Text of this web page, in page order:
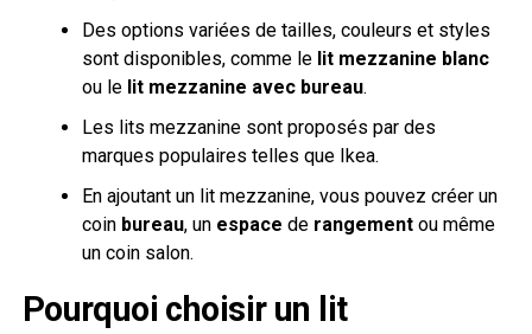
Des options variées de tailles, couleurs et styles
sont disponibles, comme le lit mezzanine blanc
ou le lit mezzanine avec bureau.
Les lits mezzanine sont proposés par des
marques populaires telles que Ikea.
En ajoutant un lit mezzanine, vous pouvez créer un
coin bureau, un espace de rangementou même
un coin salon.
Pourquoi choisir un lit